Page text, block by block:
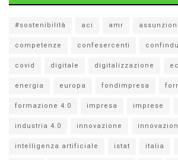
#sostenibilità aci amr assunzioni
competenze
confesercenti
covid
digitale digitalizzazione
energia
europa fondimpresa
formazione 4.0
impresa imprese
industria 4.0
innovazione
intelligenza artificiale
istat italia